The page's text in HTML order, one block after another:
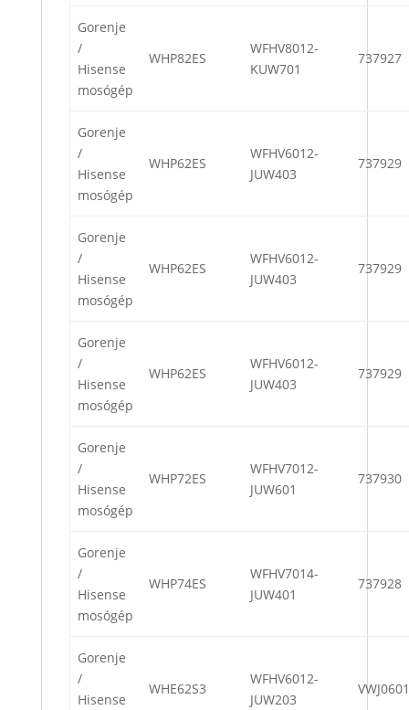
Gorenje
/
Hisense
mosógép
WHP82ES
WFHV8012-
KUW701
737927
Gorenje
/
Hisense
mosógép
WHP62ES
WFHV6012-
JUW403
737929
Gorenje
/
Hisense
mosógép
WHP62ES
WFHV6012-
JUW403
737929
Gorenje
/
Hisense
mosógép
WHP62ES
WFHV6012-
JUW403
737929
Gorenje
/
Hisense
mosógép
WHP72ES
WFHV7012-
JUW601
737930
Gorenje
/
Hisense
mosógép
WHP74ES
WFHV7014-
JUW401
737928
Gorenje
/
Hisense
WHE62S3
WFHV6012-
JUW203